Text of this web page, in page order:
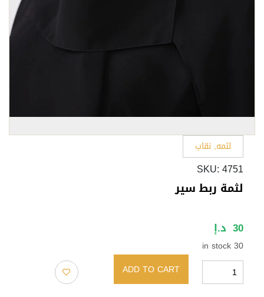
لثمه, نقاب
SKU:4751
لثمة ربط سير
د.إ 30
30 in stock
لثمة
ADD TO CART